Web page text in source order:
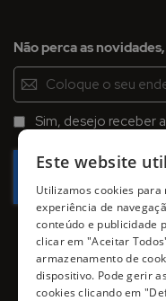
Não perca as
Inscreva-
se
na
Newsletter:
Sim, desejo receber
Este website
Utilizamos cookies para
experiência de
conteúdo e publicidade
clicar em "Aceitar
armazenamento de
dispositivo. Pode gerir
cookies clicando em